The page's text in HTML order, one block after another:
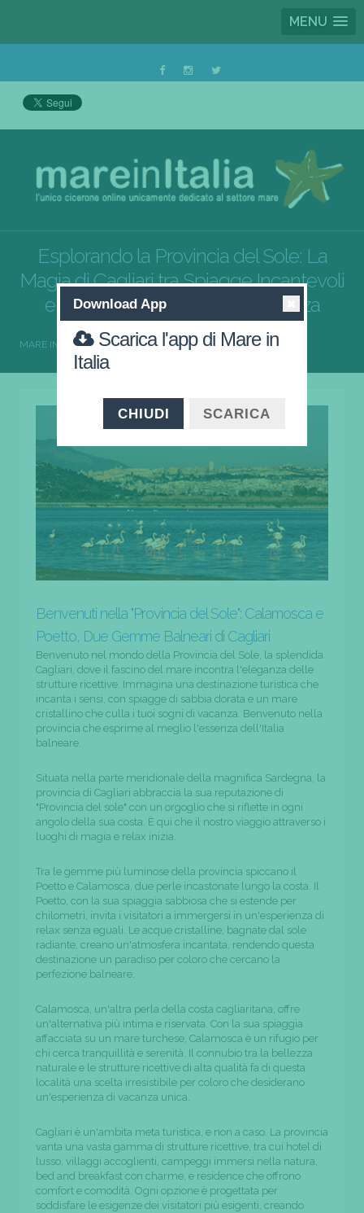
MENU
Esplorando la Provincia del Sole: La
Magia di Cagliari tra Spiagge Incantevoli
e Strutture Ricettive di Eccellenza
MARE IN ITALIA SARDEGNA CAGLIARI
Benvenuti nella "Provincia del Sole": Calamosca e
Poetto, Due Gemme Balneari di Cagliari
Benvenuto nel mondo della Provincia del Sole, la splendida
Cagliari, dove il fascino del mare incontra l'eleganza delle
strutture ricettive. Immagina una destinazione turistica che
incanta i sensi, con spiagge di sabbia dorata e un mare
cristallino che culla i tuoi sogni di vacanza. Benvenuto nella
provincia che esprime al meglio l'essenza dell'Italia
balneare.
Situata nella parte meridionale della magnifica Sardegna, la
provincia di Cagliari abbraccia la sua reputazione di
"Provincia del sole" con un orgoglio che si riflette in ogni
angolo della sua costa. È qui che il nostro viaggio attraverso i
luoghi di magia e relax inizia.
Tra le gemme più luminose della provincia spiccano il
Poetto e Calamosca, due perle incastonate lungo la costa. Il
Poetto, con la sua spiaggia sabbiosa che si estende per
chilometri, invita i visitatori a immergersi in un'esperienza di
relax senza eguali. Le acque cristalline, bagnate dal sole
radiante, creano un'atmosfera incantata, rendendo questa
destinazione un paradiso per coloro che cercano la
perfezione balneare.
Calamosca, un'altra perla della costa cagliaritana, offre
un'alternativa più intima e riservata. Con la sua spiaggia
affacciata su un mare turchese, Calamosca è un rifugio per
chi cerca tranquillità e serenità. Il connubio tra la bellezza
naturale e le strutture ricettive di alta qualità fa di questa
località una scelta irresistibile per coloro che desiderano
un'esperienza di vacanza unica.
Cagliari è un'ambita meta turistica, e non a caso. La provincia
vanta una vasta gamma di strutture ricettive, tra cui hotel di
lusso, villaggi accoglienti, campeggi immersi nella natura,
bed and breakfast con charme, e residence che offrono
comfort e comodità. Ogni opzione è progettata per
soddisfare le esigenze dei visitatori più esigenti, creando
Download App
Scarica l'app di Mare in
Italia
CHIUDI SCARICA